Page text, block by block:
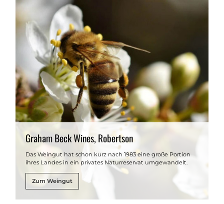
Graham Beck Wines, Robertson
Das Weingut hat schon kurz nach 1983 eine große Portion
ihres Landes in ein privates Naturreservat umgewandelt.
Zum Weingut